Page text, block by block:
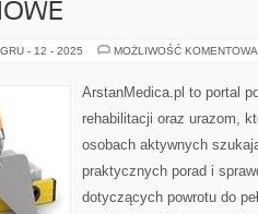
GRU - 12 - 2025 MOŻLIWOŚĆ
ArstanMedica.pl to portal
rehabilitacji oraz urazom,
osobach aktywnych
praktycznych porad i
dotyczących powrotu do